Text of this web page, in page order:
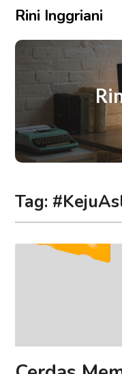
Rini Inggriani
Tag: